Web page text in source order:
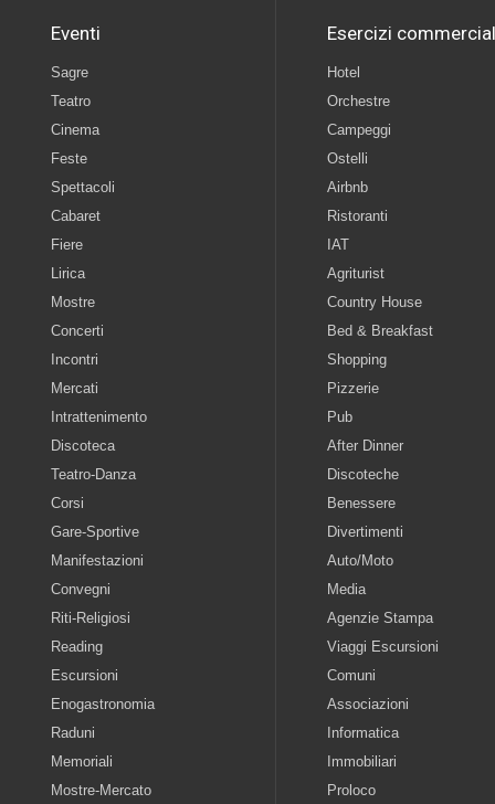
Eventi
Sagre
Teatro
Cinema
Feste
Spettacoli
Cabaret
Fiere
Lirica
Mostre
Concerti
Incontri
Mercati
Intrattenimento
Discoteca
Teatro-Danza
Corsi
Gare-Sportive
Manifestazioni
Convegni
Riti-Religiosi
Reading
Escursioni
Enogastronomia
Raduni
Memoriali
Mostre-Mercato
Esercizi
Hotel
Orchestre
Campeggi
Ostelli
Airbnb
Ristoranti
IAT
Agriturist
Country House
Bed & Breakfast
Shopping
Pizzerie
Pub
After Dinner
Discoteche
Benessere
Divertimenti
Auto/Moto
Media
Agenzie Stampa
Viaggi Escursioni
Comuni
Associazioni
Informatica
Immobiliari
Proloco